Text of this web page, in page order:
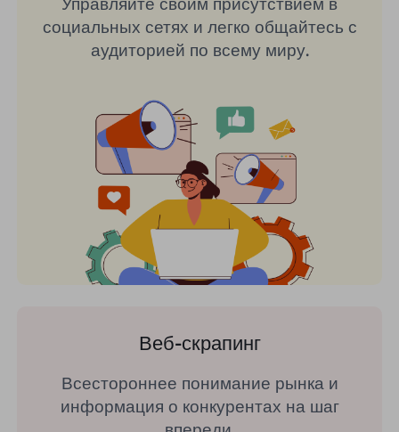
социальных сетях и легко общайтесь с
аудиторией по всему миру.
Веб-скрапинг
Всестороннее понимание рынка и
информация о конкурентах на шаг